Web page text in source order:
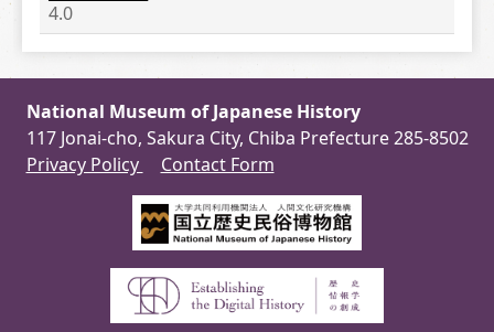
4.0
National Museum of Japanese History
117 Jonai-cho, Sakura City, Chiba Prefecture 285-8502
Privacy Policy
Contact Form